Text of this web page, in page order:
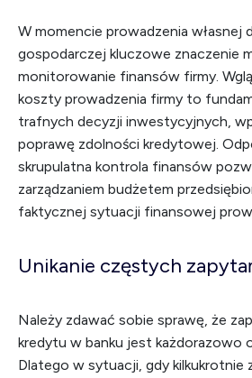
W momencie prowadzenia własnej
gospodarczej kluczowe znaczenie
monitorowanie finansów firmy.
koszty prowadzenia firmy to
trafnych decyzji inwestycyjnych,
poprawę zdolności kredytowej.
skrupulatna kontrola finansów
zarządzaniem budżetem
faktycznej sytuacji finansowej
Unikanie częstych
Należy zdawać sobie sprawę, że
kredytu w banku jest każdorazowo
Dlatego w sytuacji, gdy kilkukrotnie